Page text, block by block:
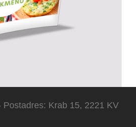
Postadres: Krab 15, 2221 KV